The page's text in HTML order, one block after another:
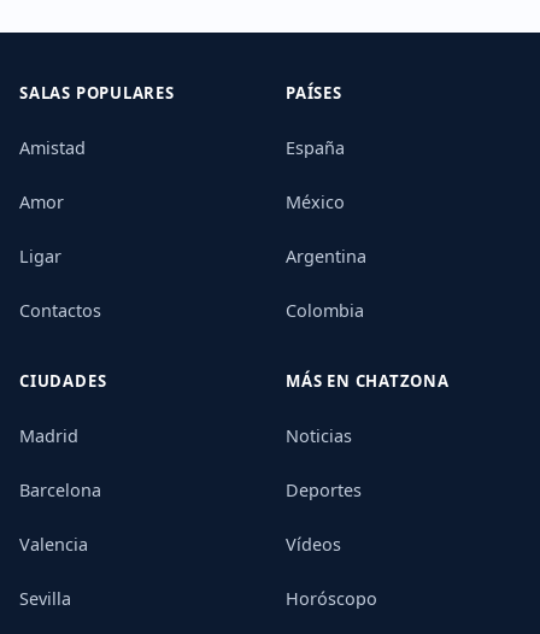
SALAS POPULARES
Amistad
Amor
Ligar
Contactos
PAÍSES
España
México
Argentina
Colombia
CIUDADES
Madrid
Barcelona
Valencia
Sevilla
MÁS EN CHATZONA
Noticias
Deportes
Vídeos
Horóscopo